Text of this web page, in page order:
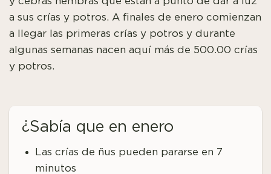
a sus crías y potros. A finales de enero comienzan
a llegar las primeras crías y potros y durante
algunas semanas nacen aquí más de 500.00 crías
y potros.
¿Sabía que en enero
Las crías de ñus pueden pararse en 7
minutos